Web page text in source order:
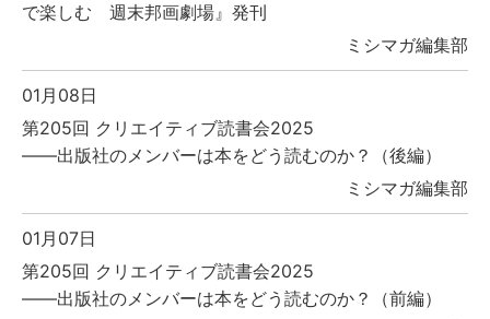
で楽しむ 週末邦画劇場』発刊
ミシマガ編集部
01月08日
第205回 クリエイティブ読書会2025
――出版社のメンバーは本をどう読むのか？（後編）
ミシマガ編集部
01月07日
第205回 クリエイティブ読書会2025
――出版社のメンバーは本をどう読むのか？（前編）